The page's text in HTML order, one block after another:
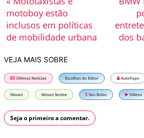
dos
motoboy estão
inclusos em políticas
de mobilidade urbana
VEJA MAIS SOBRE
Últimas Notícias Escolhas do Editor AutoPapo
Nissan Nissan Sentra Seu Bolso Vídeos
Seja o primeiro a comentar.